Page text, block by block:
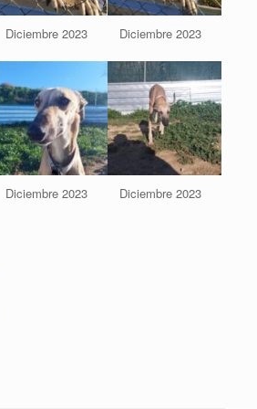
Diciembre 2023 Diciembre 2023
Diciembre 2023 Diciembre 2023